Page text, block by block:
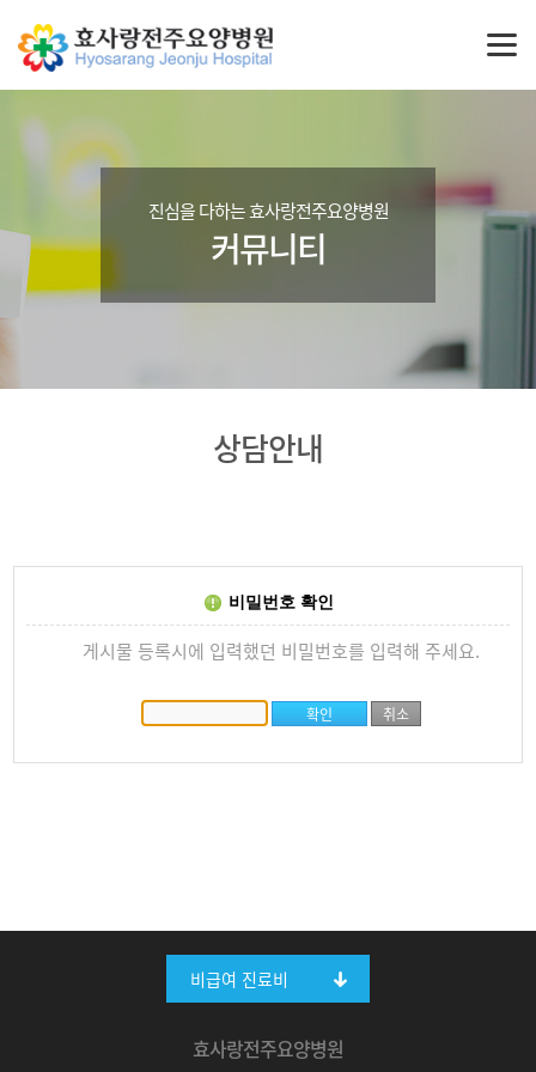
진심을 다하는 효사랑전주요양병원
커뮤니티
상담안내
비밀번호 확인
게시물 등록시에 입력했던 비밀번호를 입력해 주세요.
비급여 진료비
효사랑전주요양병원